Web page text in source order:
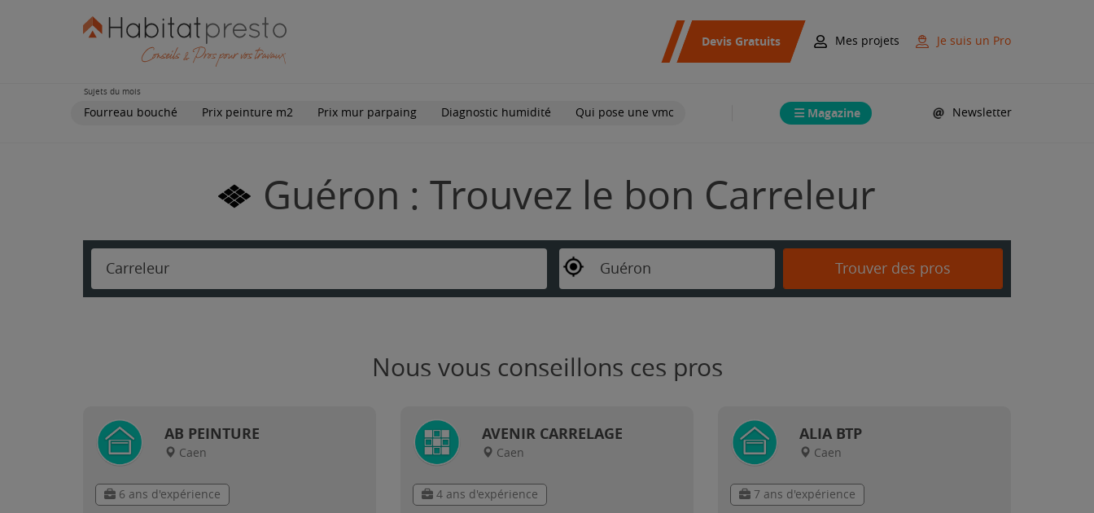
Devis Gratuits Mes projets Je suis un Pro
Sujets du mois
Fourreau bouché Prix peinture m2 Prix mur parpaing Diagnostic humidité Qui pose une vmc Magazine Newsletter
Guéron : Trouvez le bon Carreleur
Carreleur Guéron Trouver des pros
Nous vous conseillons ces pros
AB PEINTURE
Caen
6 ans d'expérience
AVENIR CARRELAGE
Caen
4 ans d'expérience
ALIA BTP
Caen
7 ans d'expérience